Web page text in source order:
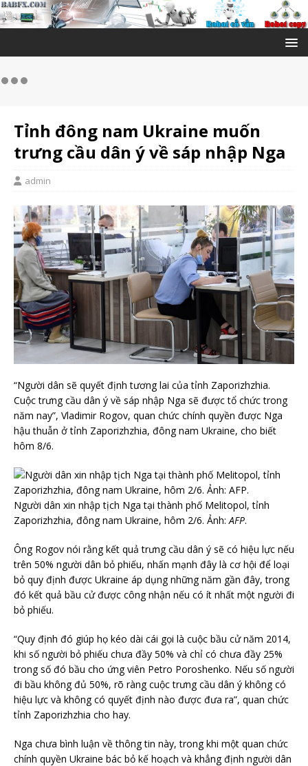
Tỉnh đông nam Ukraine muốn
trưng cầu dân ý về sáp nhập Nga
admin
“Người dân sẽ quyết định tương lai của tỉnh Zaporizhzhia.
Cuộc trưng cầu dân ý về sáp nhập Nga sẽ được tổ chức trong
năm nay”, Vladimir Rogov, quan chức chính quyền được Nga
hậu thuẫn ở tỉnh Zaporizhzhia, đông nam Ukraine, cho biết
hôm 8/6.
Người dân xin nhập tịch Nga tại thành phố Melitopol, tỉnh
Zaporizhzhia, đông nam Ukraine, hôm 2/6. Ảnh: AFP.
Ông Rogov nói rằng kết quả trưng cầu dân ý sẽ có hiệu lực nếu
trên 50% người dân bỏ phiếu, nhấn mạnh đây là cơ hội để loại
bỏ quy định được Ukraine áp dụng những năm gần đây, trong
đó kết quả bầu cử được công nhận nếu có ít nhất một người đi
bỏ phiếu.
“Quy định đó giúp họ kéo dài cái gọi là cuộc bầu cử năm 2014,
khi số người bỏ phiếu chưa đầy 50% và chỉ có chưa đầy 25%
trong số đó bầu cho ứng viên Petro Poroshenko. Nếu số người
đi bầu không đủ 50%, rõ ràng cuộc trưng cầu dân ý không có
hiệu lực và không có quyết định nào được đưa ra”, quan chức
tỉnh Zaporizhzhia cho hay.
Nga chưa bình luận về thông tin này, trong khi một quan chức
chính quyền Ukraine bác bỏ kế hoạch và khẳng định người dân